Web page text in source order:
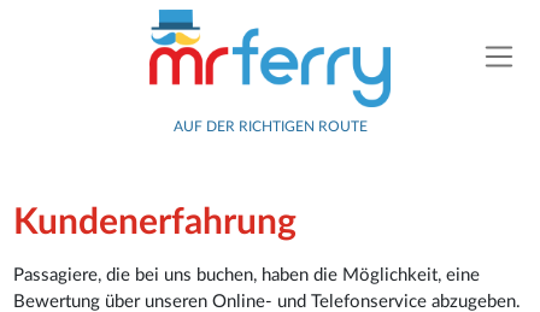
AUF DER RICHTIGEN ROUTE
Kundenerfahrung
Passagiere, die bei uns buchen, haben die Möglichkeit, eine
Bewertung über unseren Online- und Telefonservice abzugeben.